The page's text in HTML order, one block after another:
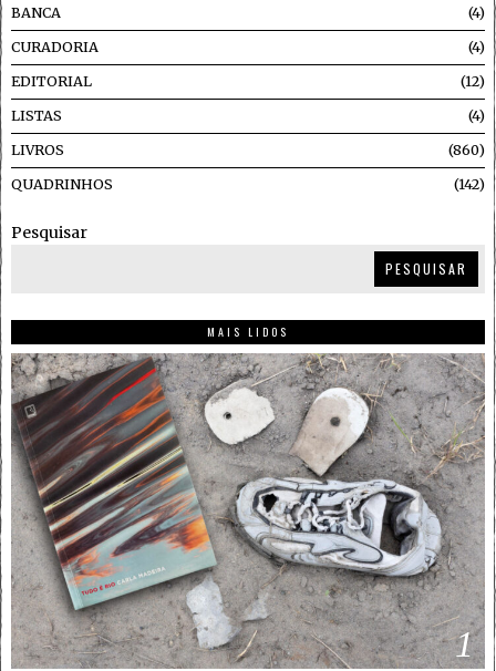
BANCA
4
CURADORIA 4
EDITORIAL 12
LISTAS 4
LIVROS 860
QUADRINHOS 142
Pesquisar
PESQUISAR
MAIS LIDOS
1